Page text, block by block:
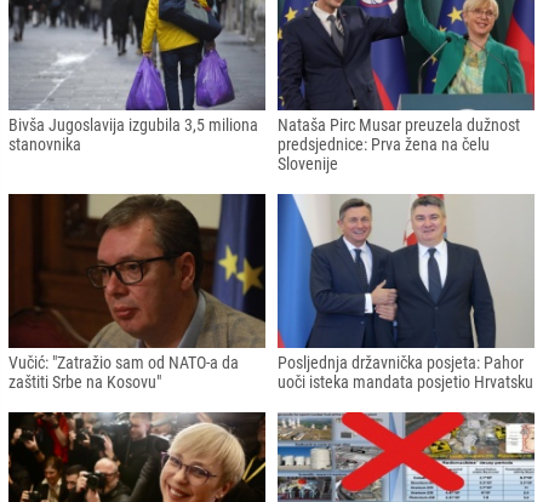
Bivša Jugoslavija izgubila 3,5 miliona
stanovnika
Nataša Pirc Musar preuzela dužnost
predsjednice: Prva žena na čelu
Slovenije
Vučić: "Zatražio sam od NATO-a da
zaštiti Srbe na Kosovu"
Posljednja državnička posjeta: Pahor
uoči isteka mandata posjetio Hrvatsku